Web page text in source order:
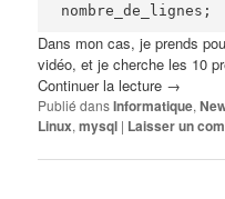
nombre_de_lignes;
Dans mon cas, je prends
vidéo, et je cherche les 10
Continuer la lecture →
Publié dansInformatique,
Linux,mysql | Laisser un